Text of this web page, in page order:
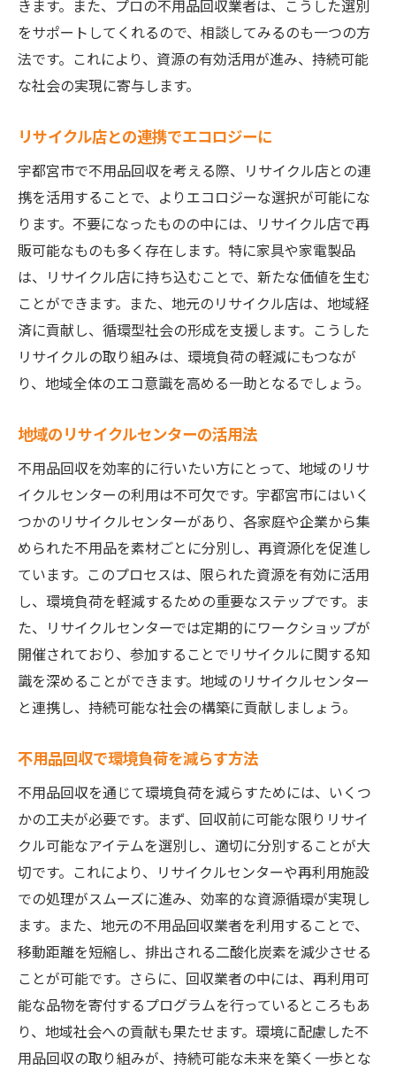
きます。また、プロの不用品回収業者は、こうした選別
をサポートしてくれるので、相談してみるのも一つの方
法です。これにより、資源の有効活用が進み、持続可能
な社会の実現に寄与します。
リサイクル店との連携でエコロジーに
宇都宮市で不用品回収を考える際、リサイクル店との連
携を活用することで、よりエコロジーな選択が可能にな
ります。不要になったものの中には、リサイクル店で再
販可能なものも多く存在します。特に家具や家電製品
は、リサイクル店に持ち込むことで、新たな価値を生む
ことができます。また、地元のリサイクル店は、地域経
済に貢献し、循環型社会の形成を支援します。こうした
リサイクルの取り組みは、環境負荷の軽減にもつなが
り、地域全体のエコ意識を高める一助となるでしょう。
地域のリサイクルセンターの活用法
不用品回収を効率的に行いたい方にとって、地域のリサ
イクルセンターの利用は不可欠です。宇都宮市にはいく
つかのリサイクルセンターがあり、各家庭や企業から集
められた不用品を素材ごとに分別し、再資源化を促進し
ています。このプロセスは、限られた資源を有効に活用
し、環境負荷を軽減するための重要なステップです。ま
た、リサイクルセンターでは定期的にワークショップが
開催されており、参加することでリサイクルに関する知
識を深めることができます。地域のリサイクルセンター
と連携し、持続可能な社会の構築に貢献しましょう。
不用品回収で環境負荷を減らす方法
不用品回収を通じて環境負荷を減らすためには、いくつ
かの工夫が必要です。まず、回収前に可能な限りリサイ
クル可能なアイテムを選別し、適切に分別することが大
切です。これにより、リサイクルセンターや再利用施設
での処理がスムーズに進み、効率的な資源循環が実現し
ます。また、地元の不用品回収業者を利用することで、
移動距離を短縮し、排出される二酸化炭素を減少させる
ことが可能です。さらに、回収業者の中には、再利用可
能な品物を寄付するプログラムを行っているところもあ
り、地域社会への貢献も果たせます。環境に配慮した不
用品回収の取り組みが、持続可能な未来を築く一歩とな